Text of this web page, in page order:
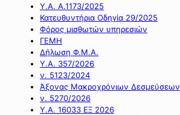
Υ.Α. Α.1173/2025
Κατευθυντήρια Οδηγία 29/2025
Φόρος μισθωτών υπηρεσιών
ΓΕΜΗ
Δήλωση Φ.Μ.Α.
Υ.Α. 357/2026
ν. 5123/2024
Άξονας Μακροχρόνιων Δεσμεύσεων
ν. 5270/2026
Υ.Α. 16033 ΕΞ 2026